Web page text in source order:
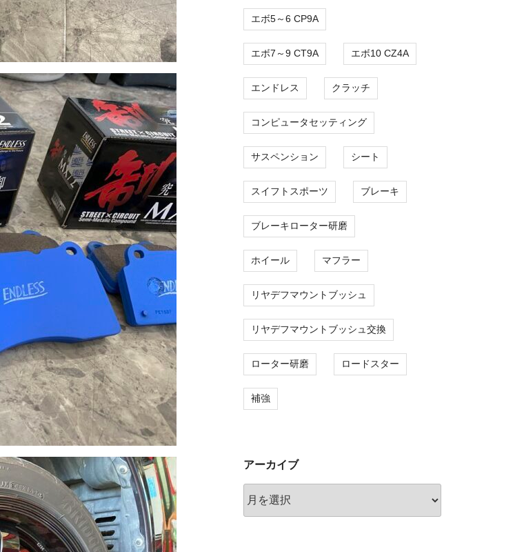
エボ5～6 CP9A
エボ7～9 CT9A エボ10 CZ4A
エンドレス クラッチ
コンピュータセッティング
サスペンション シート
スイフトスポーツ ブレーキ
ブレーキローター研磨
ホイール マフラー
リヤデフマウントブッシュ
リヤデフマウントブッシュ交換
ローター研磨 ロードスター
補強
アーカイブ
ー